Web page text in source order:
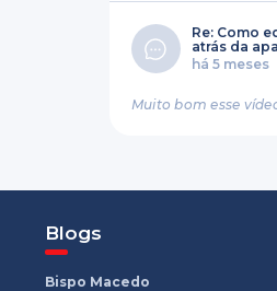
Re: Como
atrás da
há 5 meses
Muito bom esse
Blogs
Bispo Macedo